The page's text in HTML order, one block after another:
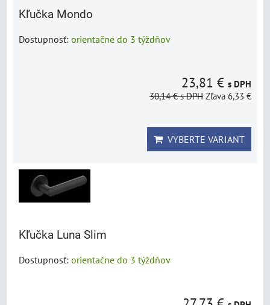
Kľučka Mondo
Dostupnosť: orientačne do 3 týždňov
23,81 € s DPH
30,14 €s DPH Zľava 6,33 €
VYBERTE VARIANT
Kľučka Luna Slim
Dostupnosť: orientačne do 3 týždňov